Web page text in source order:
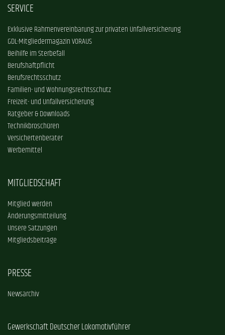
SERVICE
Exklusive Rahmenvereinbarung zur privaten Unfallversicherung
GDL-Mitgliedermagazin VORAUS
Beihilfe im Sterbefall
Berufshaftpflicht
Berufsrechtsschutz
Familien- und Wohnungsrechtsschutz
Freizeit- und Unfallversicherung
Ratgeber & Downloads
Technikbroschüren
Versichertenberater
Werbemittel
MITGLIEDSCHAFT
Mitglied werden
Änderungsmitteilung
Unsere Satzungen
Mitgliedsbeiträge
PRESSE
Newsarchiv
Gewerkschaft Deutscher Lokomotivführer